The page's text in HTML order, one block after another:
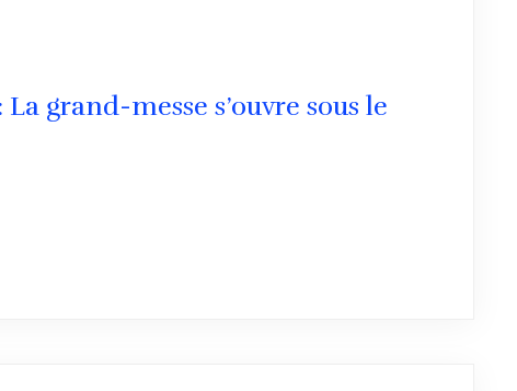
grand-messe s’ouvre sous le